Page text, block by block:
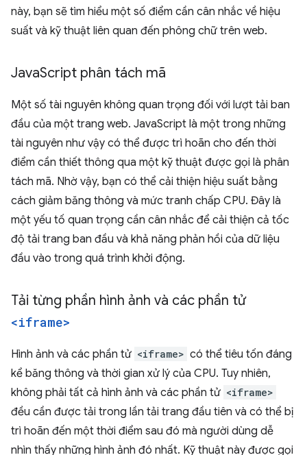
này, bạn sẽ tìm hiểu một số điểm cần cân nhắc về hiệu
suất và kỹ thuật liên quan đến phông chữ trên web.
JavaScript phân tách mã
Một số tài nguyên không quan trọng đối với lượt tải ban
đầu của một trang web. JavaScript là một trong những
tài nguyên như vậy có thể được trì hoãn cho đến thời
điểm cần thiết thông qua một kỹ thuật được gọi là phân
tách mã. Nhờ vậy, bạn có thể cải thiện hiệu suất bằng
cách giảm băng thông và mức tranh chấp CPU. Đây là
một yếu tố quan trọng cần cân nhắc để cải thiện cả tốc
độ tải trang ban đầu và khả năng phản hồi của dữ liệu
đầu vào trong quá trình khởi động.
Tải từng phần hình ảnh và các phần tử
<iframe>
Hình ảnh và các phần tử <iframe> có thể tiêu tốn đáng
kể băng thông và thời gian xử lý của CPU. Tuy nhiên,
không phải tất cả hình ảnh và các phần tử <iframe>
đều cần được tải trong lần tải trang đầu tiên và có thể bị
trì hoãn đến một thời điểm sau đó mà người dùng dễ
nhìn thấy những hình ảnh đó nhất. Kỹ thuật này được gọi